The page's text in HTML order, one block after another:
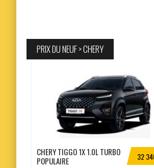
PRIX DU NEUF > CHERY
32
CHERY TIGGO 1X 1.0L TURBO
POPULAIRE